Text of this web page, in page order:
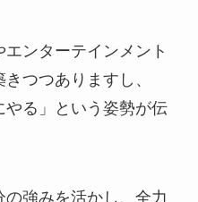
ンターテインメント
つつありますし、
やる」という姿勢が伝
強みを活かし、全力